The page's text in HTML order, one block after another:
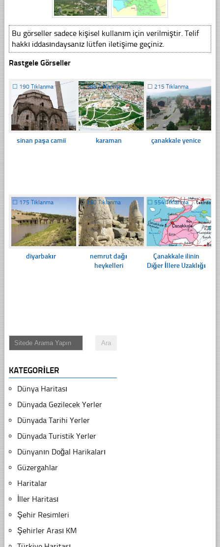
Bu görseller sadece kişisel kullanım için verilmiştir. Telif
hakkı iddasındaysanız lütfen iletişime geçiniz.
Rastgele Görseller
☐ 190 Tıklanma
sinan paşa camii
☐388 Tıklanma
karaman
☐ 215 Tıklanma
çanakkale yenice
☐ 175 Tıklanma
diyarbakır
☐250 Tıklanma
nemrut dağı
heykelleri
☐ 554 Tıklanma
Çanakkale ilinin
Diğer İllere Uzaklığı
KATEGORILER
Dünya Haritası
Dünyada Gezilecek Yerler
Dünyada Tarihi Yerler
Dünyada Turistik Yerler
Dünyanın Doğal Harikaları
Güzergahlar
Haritalar
İller Haritası
Şehir Resimleri
Şehirler Arası KM